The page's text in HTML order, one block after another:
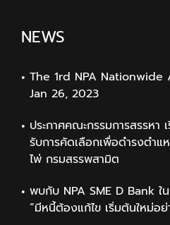
NEWS
The 1rd NPA
Jan 26, 2023
ประกาศคณะกรรมการสรรหา
รับการคัดเลือกเพื่อดำรงตำแ
ไพ่ กรมสรรพสามิต
พบกับ NPA SME D Bank ใ
“มีหนี้ต้องแก้ไข เริ่มต้นใหม่อ